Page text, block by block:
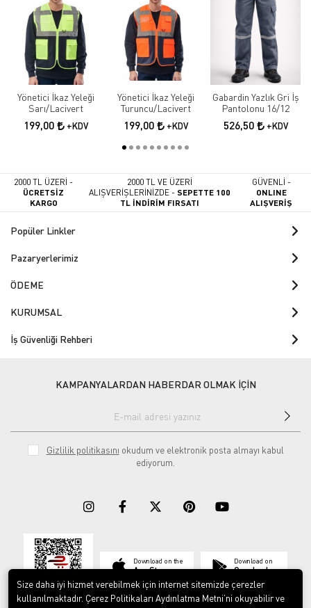
Yönetici İkaz Yeleği
Sarı/Lacivert
199,00 +KDV
Yönetici İkaz Yeleği
Turuncu/Lacivert
199,00 +KDV
Gabardin Yazlık Gri İş
Pantolonu 16/12
526,50 +KDV
2000 TL ÜZERİ -
ÜCRETSİZ
KARGO
2000 TL VE ÜZERİ
ALIŞVERİŞLERİNİZDE -SEPETTE 100
TL İNDİRİM FIRSATI
GÜVENLİ -
ONLINE
ALIŞVERİŞ
Popüler Linkler
Pazaryerlerimiz
ÖDEME
KURUMSAL
İş Güvenliği Rehberi
KAMPANYALARDAN HABERDAR OLMAK İÇİN
Gizlilik politikasını okudum ve elektronik posta almayı kabul
ediyorum.
Download on the
App Store
Download on
Google play
Size daha iyi hizmet verebilmek için internet sitemizde çerezler
kullanılmaktadır. Çerez Politikaları Aydınlatma Metni’ni okuyabilir ve